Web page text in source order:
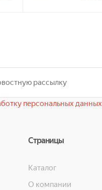
персональных данных
Страницы
Каталог
О компании